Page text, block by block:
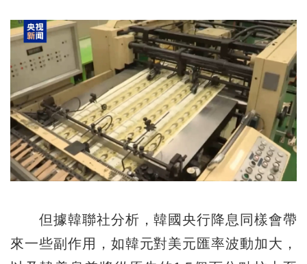
但據韓聯社分析，韓國央行降息同樣會帶
來一些副作用，如韓元對美元匯率波動加大，